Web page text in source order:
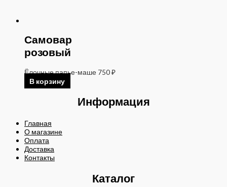
Самовар
розовый
Ёлочные папье-маше 750₽
В корзину
Информация
Главная
О магазине
Оплата
Доставка
Контакты
Каталог